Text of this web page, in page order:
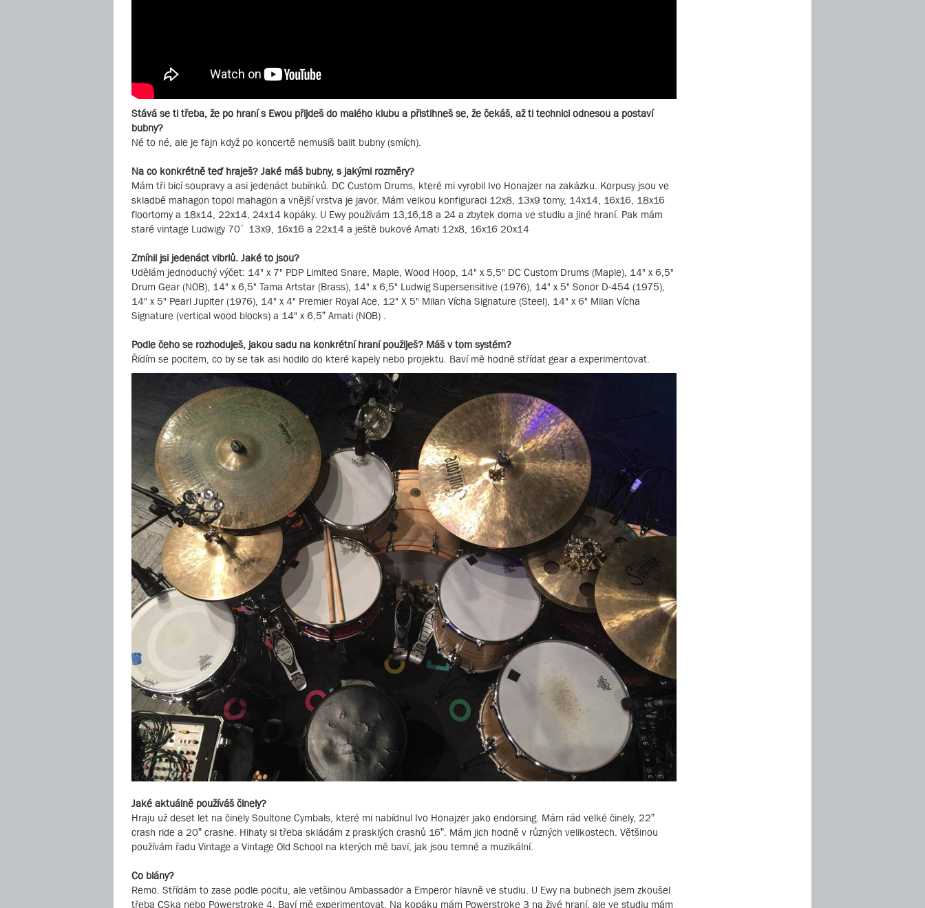
Stává se ti třeba, že po hraní s Ewou přijdeš do malého klubu a přistihneš se, že čekáš, až ti technici odnesou a postaví
bubny?
Né to né, ale je fajn když po koncertě nemusíš balit bubny (smích).
Na co konkrétně teď hraješ? Jaké máš bubny, s jakými rozměry?
Mám tři bicí soupravy a asi jedenáct bubínků. DC Custom Drums, které mi vyrobil Ivo Honajzer na zakázku. Korpusy jsou ve
skladbě mahagon topol mahagon a vnější vrstva je javor. Mám velkou konfiguraci 12x8, 13x9 tomy, 14x14, 16x16, 18x16
floortomy a 18x14, 22x14, 24x14 kopáky. U Ewy používám 13,16,18 a 24 a zbytek doma ve studiu a jiné hraní. Pak mám
staré vintage Ludwigy 70` 13x9, 16x16 a 22x14 a ještě bukové Amati 12x8, 16x16 20x14
Zmínil jsi jedenáct vibrlů. Jaké to jsou?
Udělám jednoduchý výčet: 14" x 7" PDP Limited Snare, Maple, Wood Hoop, 14" x 5,5" DC Custom Drums (Maple), 14" x 6,5"
Drum Gear (NOB), 14" x 6,5" Tama Artstar (Brass), 14" x 6,5" Ludwig Supersensitive (1976), 14" x 5" Sonor D-454 (1975),
14" x 5" Pearl Jupiter (1976), 14" x 4" Premier Royal Ace, 12" X 5" Milan Vícha Signature (Steel), 14" x 6" Milan Vícha
Signature (vertical wood blocks) a 14" x 6,5” Amati (NOB) .
Podle čeho se rozhoduješ, jakou sadu na konkrétní hraní použiješ? Máš v tom systém?
Řídím se pocitem, co by se tak asi hodilo do které kapely nebo projektu. Baví mě hodně střídat gear a experimentovat.
Jaké aktuálně používáš činely?
Hraju už deset let na činely Soultone Cymbals, které mi nabídnul Ivo Honajzer jako endorsing. Mám rád velké činely, 22”
crash ride a 20” crashe. Hihaty si třeba skládám z prasklých crashů 16”. Mám jich hodně v různých velikostech. Většinou
používám řadu Vintage a Vintage Old School na kterých mě baví, jak jsou temné a muzikální.
Co blány?
Remo. Střídám to zase podle pocitu, ale vetšinou Ambassador a Emperor hlavně ve studiu. U Ewy na bubnech jsem zkoušel
třeba CSka nebo Powerstroke 4. Baví mě experimentovat. Na kopáku mám Powerstroke 3 na živé hraní, ale ve studiu mám